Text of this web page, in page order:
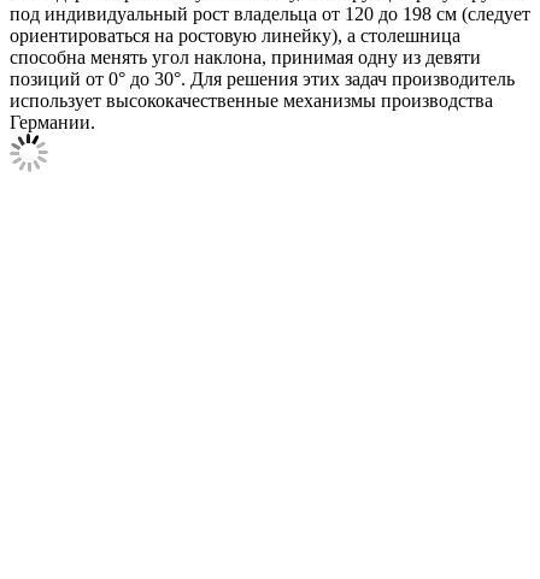
под индивидуальный рост владельца от 120 до 198 см (следует
ориентироваться на ростовую линейку), а столешница
способна менять угол наклона, принимая одну из девяти
позиций от 0° до 30°. Для решения этих задач производитель
использует высококачественные механизмы производства
Германии.